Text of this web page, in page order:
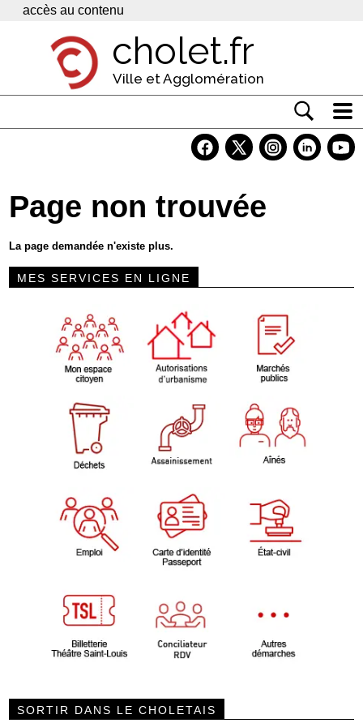
Panneau de gestion des cookies
accès au contenu
cholet.fr
Ville et Agglomération
Economie
Services
Contacts
Page non trouvée
La page demandée n'existe plus.
MES SERVICES EN LIGNE
SORTIR DANS LE CHOLETAIS